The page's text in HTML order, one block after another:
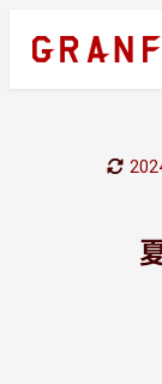
更新日